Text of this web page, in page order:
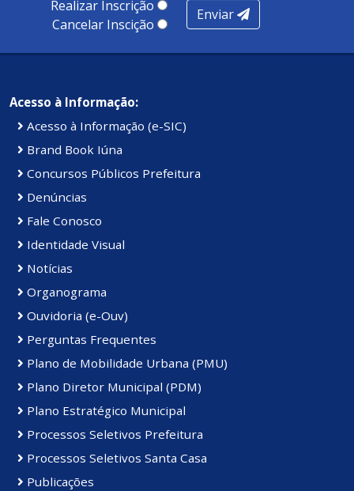
Realizar Inscrição
Cancelar Inscição
Enviar
Acesso à Informação:
Acesso à Informação (e-SIC)
Brand Book Iúna
Concursos Públicos Prefeitura
Denúncias
Fale Conosco
Identidade Visual
Notícias
Organograma
Ouvidoria (e-Ouv)
Perguntas Frequentes
Plano de Mobilidade Urbana (PMU)
Plano Diretor Municipal (PDM)
Plano Estratégico Municipal
Processos Seletivos Prefeitura
Processos Seletivos Santa Casa
Publicações